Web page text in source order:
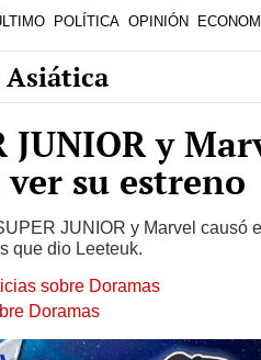
POLÍTICA OPINIÓN
JUNIOR y
su estreno
JUNIOR y Marvel causó
que dio Leeteuk.
sobre Doramas
Doramas